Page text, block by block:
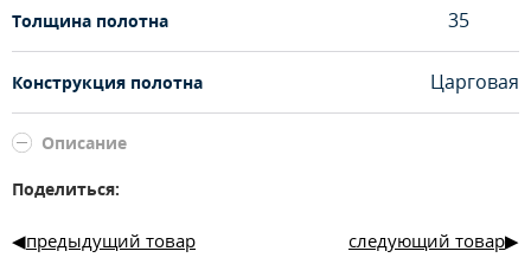
Толщина полотна 35
Конструкция полотна Царговая
Описание
Поделиться:
предыдущий товар следующий товар